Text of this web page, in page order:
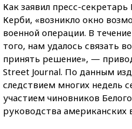
Как заявил пресс-
Керби, «возникло окно
военной операции. В
того, нам удалось связать
принять решение», —
Street Journal. По данным
следствием многих недель
участием чиновников
руководства американских